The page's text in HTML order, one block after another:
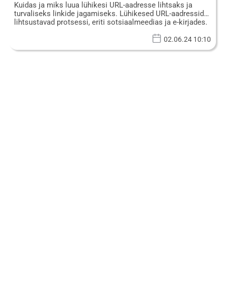
Kuidas ja miks luua lühikesi URL-aadresse lihtsaks ja
turvaliseks linkide jagamiseks. Lühikesed URL-aadressid
lihtsustavad protsessi, eriti sotsiaalmeedias ja e-kirjades.
02.06.24 10:10